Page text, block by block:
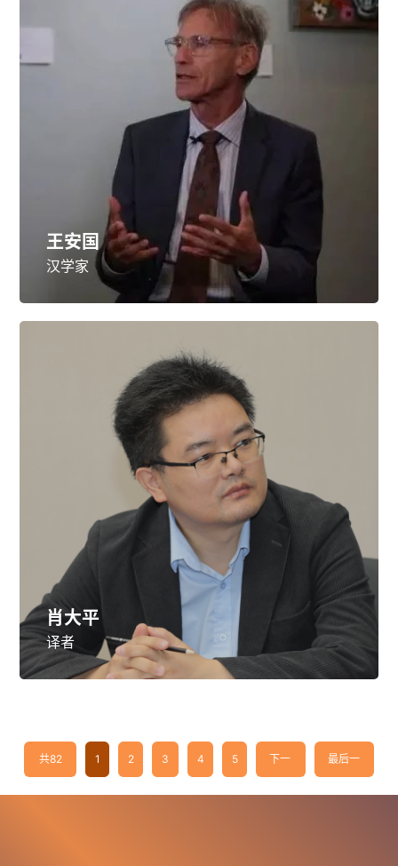
王安国
汉学家
肖大平
译者
共82
条
1 2 3 4 5 下一
页
最后一
页